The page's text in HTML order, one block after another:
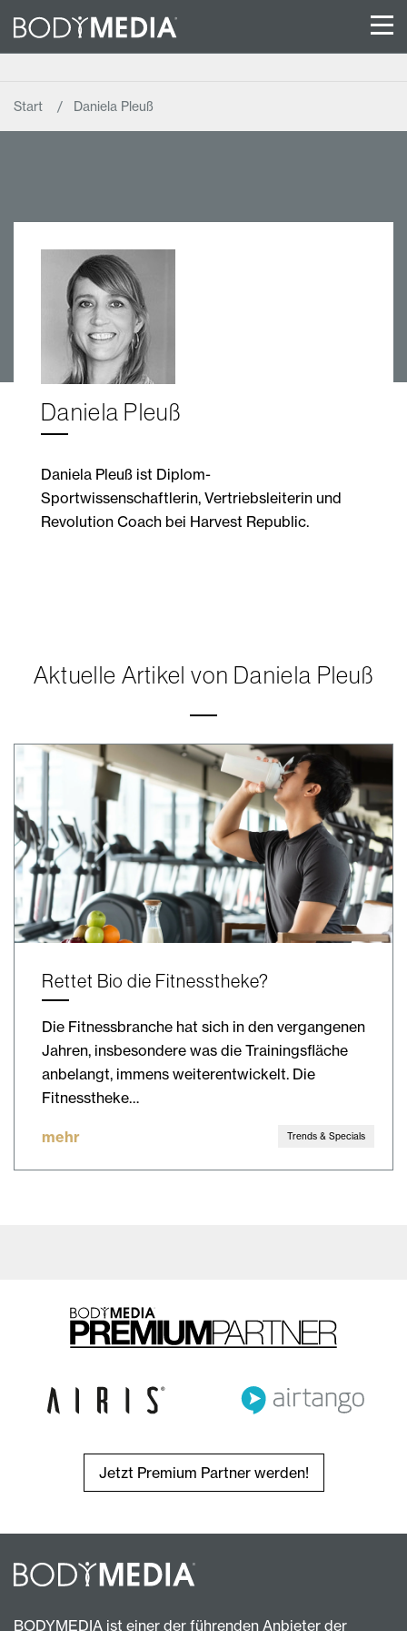
Start Daniela Pleuß
Daniela Pleuß
Daniela Pleuß ist Diplom-
Sportwissenschaftlerin, Vertriebsleiterin und
Revolution Coach bei Harvest Republic.
Aktuelle Artikel von Daniela Pleuß
Rettet Bio die Fitnesstheke?
Die Fitnessbranche hat sich in den vergangenen
Jahren, insbesondere was die Trainingsfläche
anbelangt, immens weiterentwickelt. Die
Fitnesstheke…
mehr Trends & Specials
Jetzt Premium Partner werden!
BODYMEDIA ist einer der führenden Anbieter der